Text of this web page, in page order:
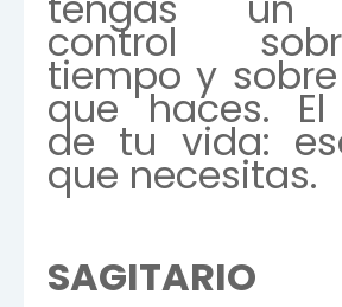
control
tiempo y
que haces.
de tu vida:
que necesitas.
SAGITARIO